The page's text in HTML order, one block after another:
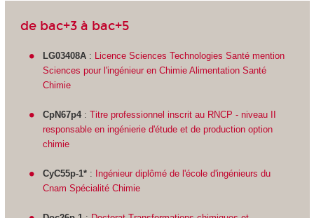
de bac+3 à bac+5
LG03408A : Licence Sciences Technologies Santé mention
Sciences pour l'ingénieur en Chimie Alimentation Santé
Chimie
CpN67p4:Titre professionnel inscrit au RNCP - niveau II
responsable en ingénierie d'étude et de production option
chimie
CyC55p-1* : Ingénieur diplômé de l'école d'ingénieurs du
Cnam Spécialité Chimie